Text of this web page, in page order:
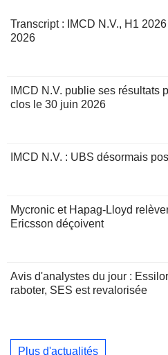
Transcript : IMCD N.V., H1
2026
IMCD N.V. publie ses résultats
clos le 30 juin 2026
IMCD N.V. : UBS désormais
Mycronic et Hapag-Lloyd
Ericsson déçoivent
Avis d'analystes du jour :
raboter, SES est revalorisée
Plus d'actualités